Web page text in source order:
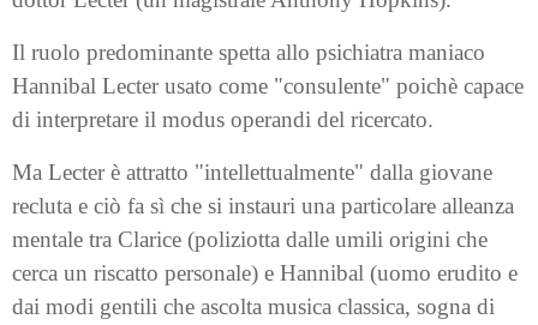
Il ruolo predominante spetta allo psichiatra maniaco
Hannibal Lecter usato come "consulente" poichè capace
di interpretare il modus operandi del ricercato.
Ma Lecter è attratto "intellettualmente" dalla giovane
recluta e ciò fa sì che si instauri una particolare alleanza
mentale tra Clarice (poliziotta dalle umili origini che
cerca un riscatto personale) e Hannibal (uomo erudito e
dai modi gentili che ascolta musica classica, sogna di